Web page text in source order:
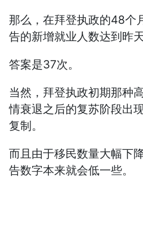
那么，在拜登执政的48个
告的新增就业人数达到昨
答案是37次。
当然，拜登执政初期那种
情衰退之后的复苏阶段出
复制。
而且由于移民数量大幅下
告数字本来就会低一些。